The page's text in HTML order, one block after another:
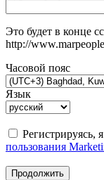
Это будет в конце
http://
Часовой пояс
Язык
Регистрируясь,
пользования
Продолжить